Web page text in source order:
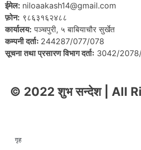
ईमेल: niloaakash14@gmail.com
फ़ोन: ९८६३१६२४८८
कार्यालय: पञ्चपुरी, ५ बाबियाचौर सुर्खेत
कम्पनी दर्ताः 244287/077/078
सूचना तथा प्रसारण विभाग दर्ताः 3042/
© 2022 शुभ सन्देश | All
गृह